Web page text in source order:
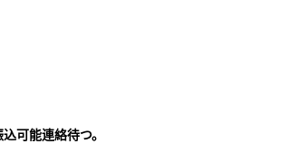
可能連絡待つ。